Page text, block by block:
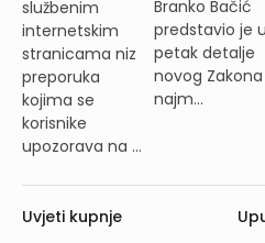
službenim
internetskim
stranicama niz
preporuka
kojima se
korisnike
upozorava na ...
Branko Bačić
predstavio je u
petak detalje
novog
najm...
Uvjeti kupnje